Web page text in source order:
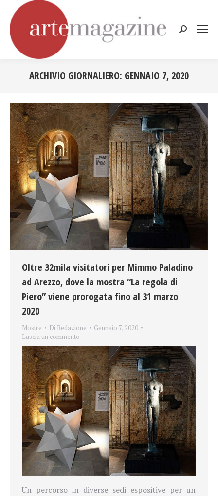
Cerca:
ARCHIVIO GIORNALIERO: GENNAIO 7, 2020
Oltre 32mila visitatori per Mimmo Paladino
ad Arezzo, dove la mostra “La regola di
Piero” viene prorogata fino al 31 marzo
2020
Mostre Di Redazione
Gennaio 7, 2020
Lascia un commento
Un percorso in diverse sedi espositive per un